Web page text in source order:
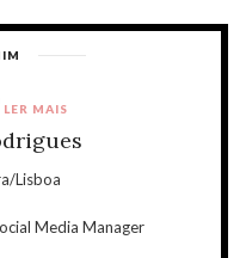
Lisboa
Media Manager
LER MAIS